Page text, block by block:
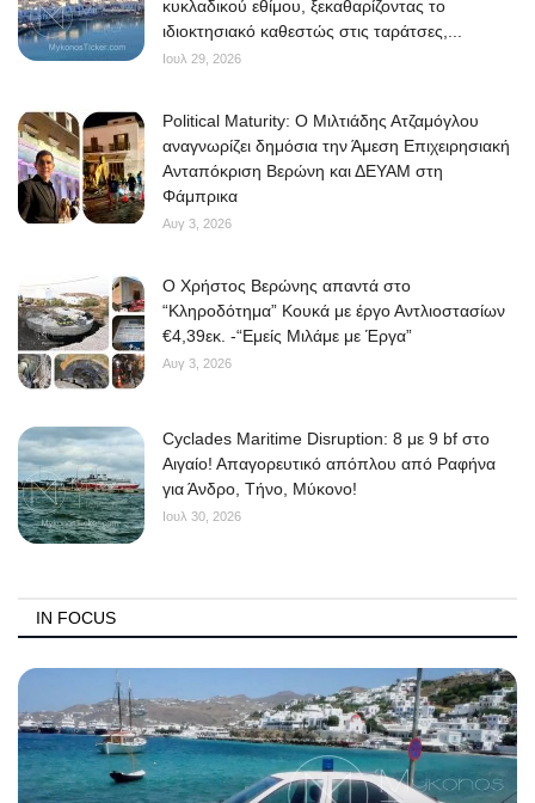
κυκλαδικού εθίμου, ξεκαθαρίζοντας το
ιδιοκτησιακό καθεστώς στις ταράτσες,...
Ιουλ 29, 2026
Political Maturity: Ο Μιλτιάδης Ατζαμόγλου
αναγνωρίζει δημόσια την Άμεση Επιχειρησιακή
Ανταπόκριση Βερώνη και ΔΕΥΑΜ στη
Φάμπρικα
Αυγ 3, 2026
O Χρήστος Βερώνης απαντά στο
“Κληροδότημα” Κουκά με έργο Αντλιοστασίων
€4,39εκ. -“Εμείς Μιλάμε με Έργα”
Αυγ 3, 2026
Cyclades Maritime Disruption: 8 με 9 bf στο
Αιγαίο! Απαγορευτικό απόπλου από Ραφήνα
για Άνδρο, Τήνο, Μύκονο!
Ιουλ 30, 2026
IN FOCUS